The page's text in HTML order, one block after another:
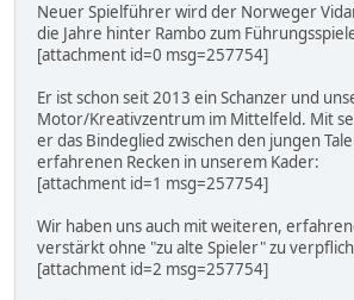
Neuer Spielführer wird der Norweger
die Jahre hinter Rambo zum
[attachment id=0 msg=257754]
Er ist schon seit 2013 ein Schanzer und
Motor/Kreativzentrum im Mittelfeld. Mit
er das Bindeglied zwischen den jungen
erfahrenen Recken in unserem Kader:
[attachment id=1 msg=257754]
Wir haben uns auch mit weiteren,
verstärkt ohne "zu alte Spieler" zu
[attachment id=2 msg=257754]